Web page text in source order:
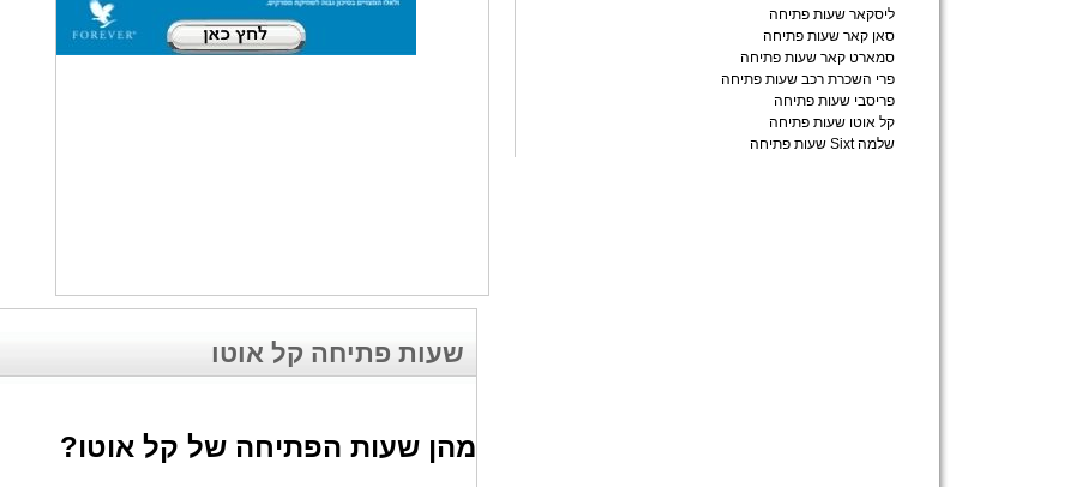
שעות פתיחה קל אוטו
מהן שעות הפתיחה של קל אוטו?
ליסקאר שעות פתיחה
סאן קאר שעות פתיחה
סמארט קאר שעות פתיחה
פרי השכרת רכב שעות פתיחה
פריסבי שעות פתיחה
קל אוטו שעות פתיחה
שלמה Sixt שעות פתיחה